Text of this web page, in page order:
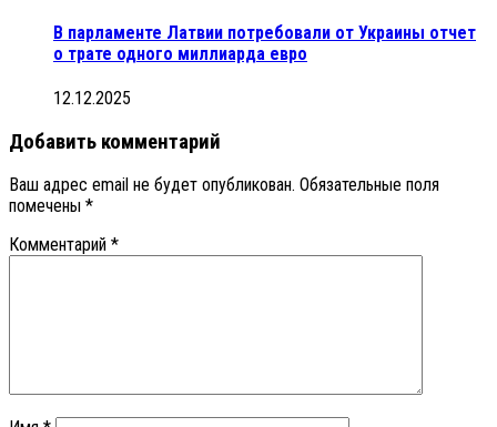
В парламенте Латвии потребовали от Украины отчет
о трате одного миллиарда евро
12.12.2025
Добавить комментарий
Ваш адрес email не будет опубликован. Обязательные поля
помечены *
Комментарий *